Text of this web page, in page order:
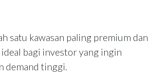
satu kawasan paling premium dan
bagi investor yang ingin
demand tinggi.